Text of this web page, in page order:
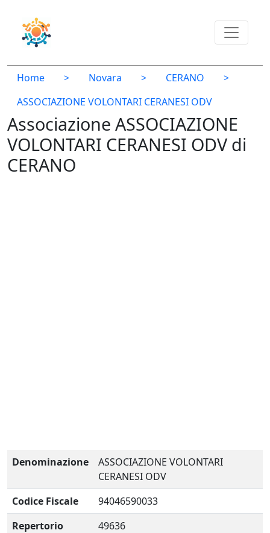
Home > Novara > CERANO
>
ASSOCIAZIONE VOLONTARI CERANESI ODV
Associazione ASSOCIAZIONE
VOLONTARI CERANESI ODV di
CERANO
Denominazione
ASSOCIAZIONE VOLONTARI
CERANESI ODV
Codice Fiscale
94046590033
Repertorio
49636